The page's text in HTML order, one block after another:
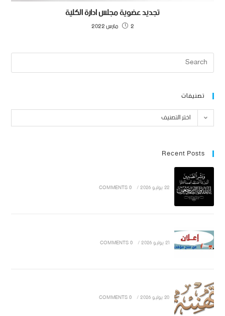
تجديد عضوية مجلس ادارة الكلية
2 مارس 2022
تصنيفات
اختر التصنيف
Recent Posts
22 يوليو 2026 /
0 COMMENTS
21 يوليو 2026 /
0 COMMENTS
20 يوليو 2026 /
0 COMMENTS